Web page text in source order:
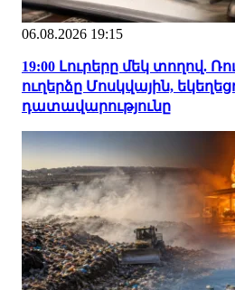
06.08.2026 19:15
19:00 Լուրերը մեկ տողով.
ուղերձը Մոսկվային,
դատավարությունը